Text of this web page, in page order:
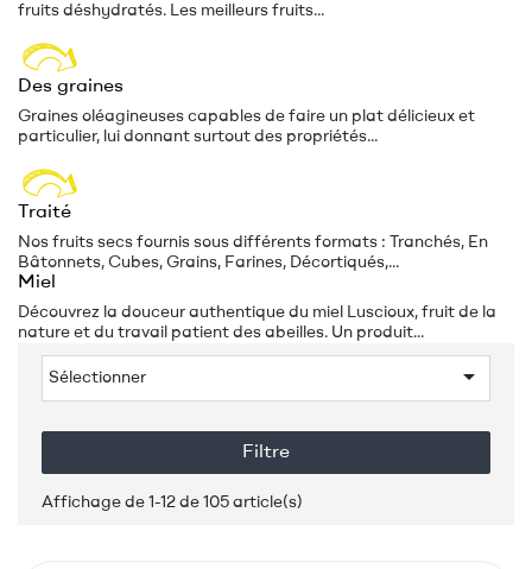
fruits déshydratés. Les meilleurs fruits...
Des graines
Graines oléagineuses capables de faire un plat délicieux et
particulier, lui donnant surtout des propriétés...
Traité
Nos fruits secs fournis sous différents formats : Tranchés, En
Bâtonnets, Cubes, Grains, Farines, Décortiqués,...
Miel
Découvrez la douceur authentique du miel Luscioux, fruit de la
nature et du travail patient des abeilles. Un produit...
Sélectionner 
Filtre
Affichage de 1-12 de 105 article(s)